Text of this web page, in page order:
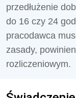
przedłużenie
do 16 czy 24
pracodawca
zasady,
rozliczeniowym.